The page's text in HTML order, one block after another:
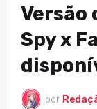
Versão
Spy x
por